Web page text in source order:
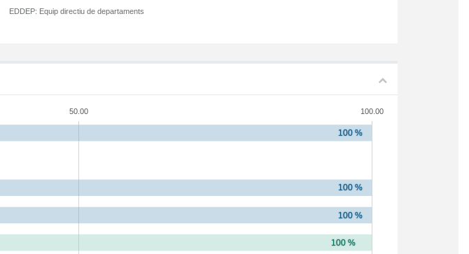
EDDEP: Equip directiu de departaments
50.00 100.00